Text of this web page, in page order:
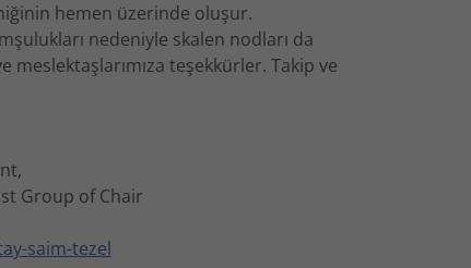
hemen üzerinde oluşur.
nedeniyle skalen nodları da
meslektaşlarımıza teşekkürler. Takip ve
Group of Chair
saim-tezel